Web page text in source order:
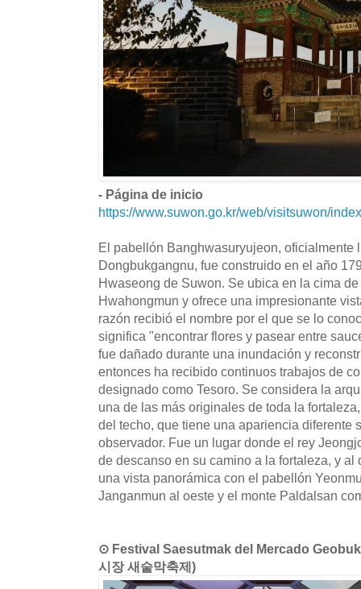
- Página de inicio
https://www.suwon.go.kr/web/visitsuwon/
El pabellón Banghwasuryujeon, oficialmente
Dongbukgangnu, fue construido en el año
Hwaseong de Suwon. Se ubica en la cima
Hwahongmun y ofrece una impresionante
razón recibió el nombre por el que se lo
significa "encontrar flores y pasear entre
fue dañado durante una inundación y
entonces ha recibido continuos trabajos de
designado como Tesoro. Se considera la
una de las más originales de toda la
del techo, que tiene una apariencia diferente
observador. Fue un lugar donde el rey
de descanso en su camino a la fortaleza, y
una vista panorámica con el pabellón
Janganmun al oeste y el monte Paldalsan
⊙ Festival Saesutmak del Mercado
시장 새숱막축제)